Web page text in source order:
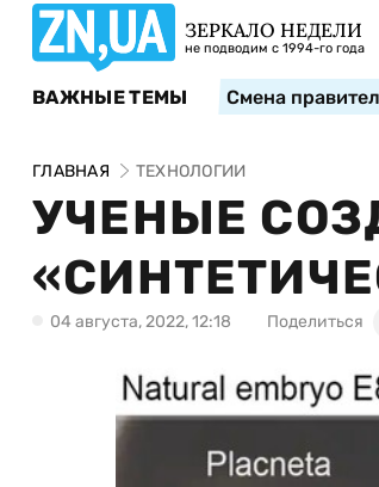
ЗЕРКАЛО НЕДЕЛИ
не подводим с 1994-го года
ВАЖНЫЕ ТЕМЫ Смена
ГЛАВНАЯ ТЕХНОЛОГИИ
УЧЕНЫЕ
04 августа, 2022, 12:18 Поделиться